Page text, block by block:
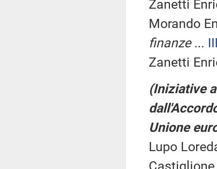
Zanetti
Morando
finanze...
Zanetti
(Iniziative
Unione
Lupo